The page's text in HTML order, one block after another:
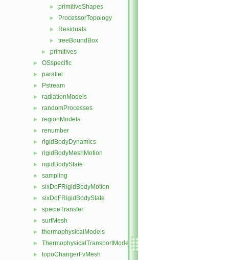
► primitiveShapes
► ProcessorTopology
► Residuals
► treeBoundBox
► primitives
► OSspecific
► parallel
► Pstream
► radiationModels
► randomProcesses
► regionModels
► renumber
► rigidBodyDynamics
► rigidBodyMeshMotion
► rigidBodyState
► sampling
► sixDoFRigidBodyMotion
► sixDoFRigidBodyState
► specieTransfer
► surfMesh
► thermophysicalModels
► ThermophysicalTransportModels
► topoChangerFvMesh